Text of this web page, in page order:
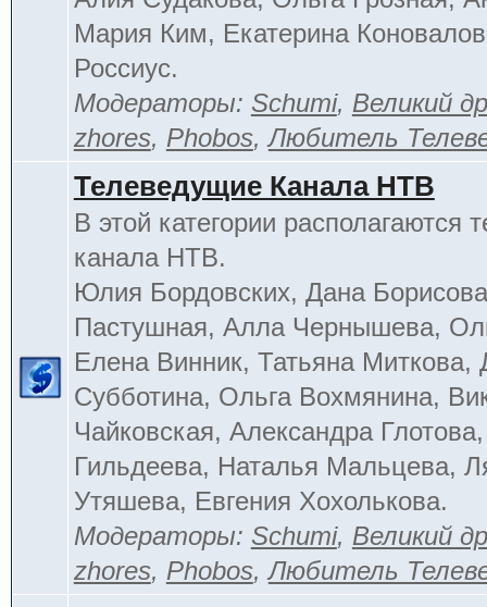
Мария Ким, Екатерина
Россиус.
Модераторы: Schumi, Великий
zhores, Phobos,Любитель
Телеведущие Канала НТВ
В этой категории располагаются
канала НТВ.
Юлия Бордовских, Дана
Пастушная, Алла Чернышева,
Елена Винник, Татьяна Миткова,
Субботина, Ольга Вохмянина,
Чайковская, Александра
Гильдеева, Наталья Мальцева,
Утяшева, Евгения Хохолькова.
Модераторы: Schumi, Великий
zhores, Phobos,Любитель